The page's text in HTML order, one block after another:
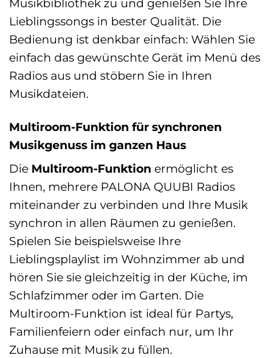
Lieblingssongs in bester Qualität. Die
Bedienung ist denkbar einfach: Wählen Sie
einfach das gewünschte Gerät im Menü des
Radios aus und stöbern Sie in Ihren
Musikdateien.
Multiroom-Funktion für synchronen
Musikgenuss im ganzen Haus
Die Multiroom-Funktion ermöglicht es
Ihnen, mehrere PALONA QUUBI Radios
miteinander zu verbinden und Ihre Musik
synchron in allen Räumen zu genießen.
Spielen Sie beispielsweise Ihre
Lieblingsplaylist im Wohnzimmer ab und
hören Sie sie gleichzeitig in der Küche, im
Schlafzimmer oder im Garten. Die
Multiroom-Funktion ist ideal für Partys,
Familienfeiern oder einfach nur, um Ihr
Zuhause mit Musik zu füllen.